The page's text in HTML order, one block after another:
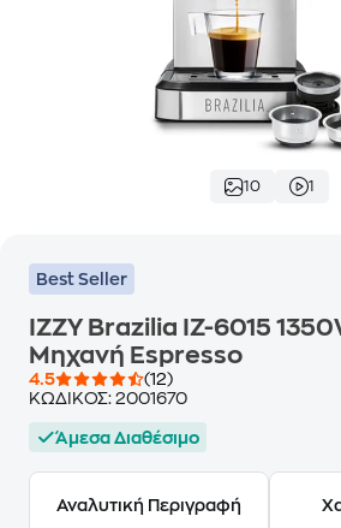
10 1
Best Seller
IZZY Brazilia ΙΖ-6015
Μηχανή Espresso
4.5
(12)
ΚΩΔΙΚΟΣ: 2001670
Άμεσα Διαθέσιμο
Αναλυτική Περιγραφή